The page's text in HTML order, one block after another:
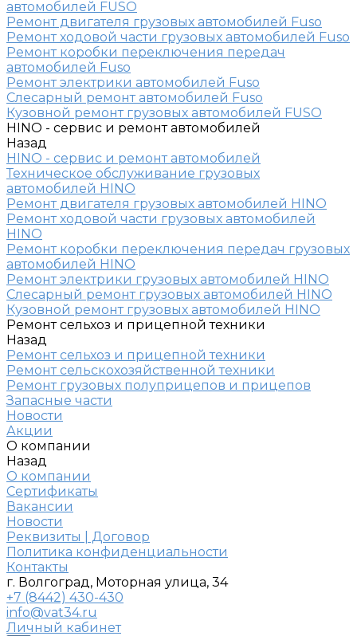
автомобилей FUSO
Ремонт двигателя грузовых автомобилей Fuso
Ремонт ходовой части грузовых автомобилей Fuso
Ремонт коробки переключения передач
автомобилей Fuso
Ремонт электрики автомобилей Fuso
Слесарный ремонт автомобилей Fuso
Кузовной ремонт грузовых автомобилей FUSO
HINO - сервис и ремонт автомобилей
Назад
HINO - сервис и ремонт автомобилей
Техническое обслуживание грузовых
автомобилей HINO
Ремонт двигателя грузовых автомобилей HINO
Ремонт ходовой части грузовых автомобилей
HINO
Ремонт коробки переключения передач грузовых
автомобилей HINO
Ремонт электрики грузовых автомобилей HINO
Слесарный ремонт грузовых автомобилей HINO
Кузовной ремонт грузовых автомобилей HINO
Ремонт сельхоз и прицепной техники
Назад
Ремонт сельхоз и прицепной техники
Ремонт сельскохозяйственной техники
Ремонт грузовых полуприцепов и прицепов
Запасные части
Новости
Акции
О компании
Назад
О компании
Сертификаты
Вакансии
Новости
Реквизиты | Договор
Политика конфиденциальности
Контакты
г. Волгоград, Моторная улица, 34
+7 (8442) 430-430
info@vat34.ru
Личный кабинет